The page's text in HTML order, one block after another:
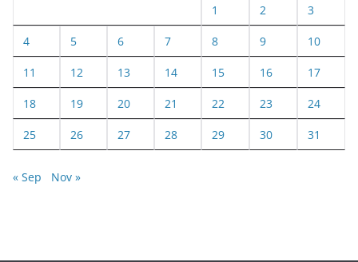
1 2 3
4 5 6 7 8 9 10
11 12 13 14 15 16 17
18 19 20 21 22 23 24
25 26 27 28 29 30 31
« Sep Nov »